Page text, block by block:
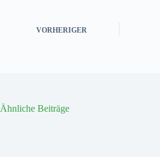
VORHERIGER
Ähnliche Beiträge